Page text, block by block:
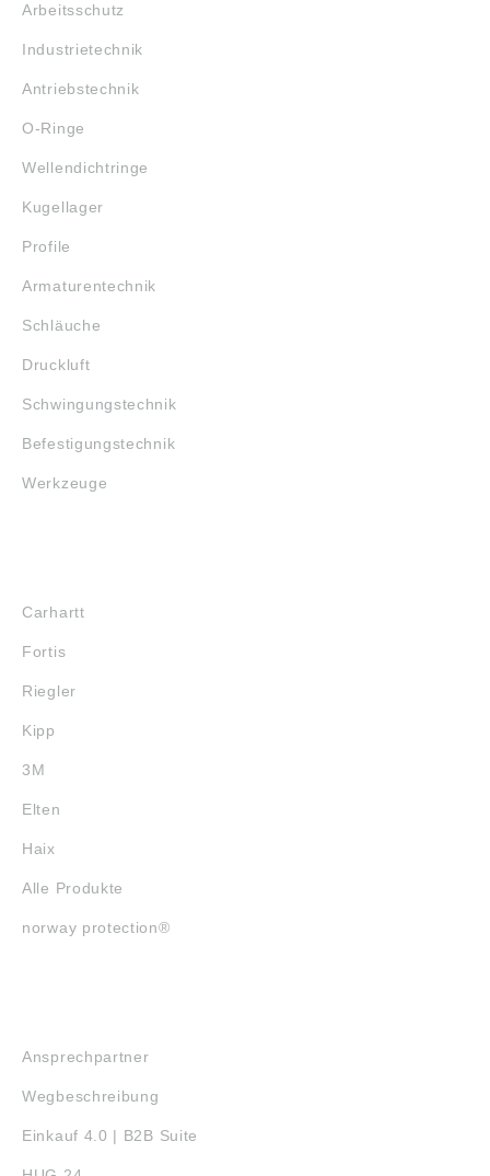
Arbeitsschutz
Industrietechnik
Antriebstechnik
O-Ringe
Wellendichtringe
Kugellager
Profile
Armaturentechnik
Schläuche
Druckluft
Schwingungstechnik
Befestigungstechnik
Werkzeuge
Carhartt
Fortis
Riegler
Kipp
3M
Elten
Haix
Alle Produkte
norway protection®
Ansprechpartner
Wegbeschreibung
Einkauf 4.0 | B2B Suite